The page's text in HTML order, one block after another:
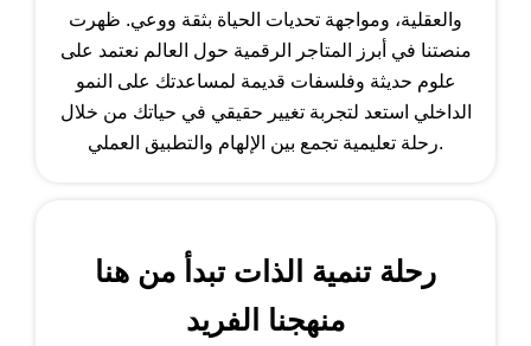
والعقلية، ومواجهة تحديات الحياة بثقة ووعي. ظهرت
منصتنا في أبرز المتاجر الرقمية حول العالم نعتمد على
علوم حديثة وفلسفات قديمة لمساعدتك على النمو
الداخلي استعد لتجربة تغيير حقيقي في حياتك من خلال
رحلة تعليمية تجمع بين الإلهام والتطبيق العملي.
رحلة تنمية الذات تبدأ من هنا
منهجنا الفريد